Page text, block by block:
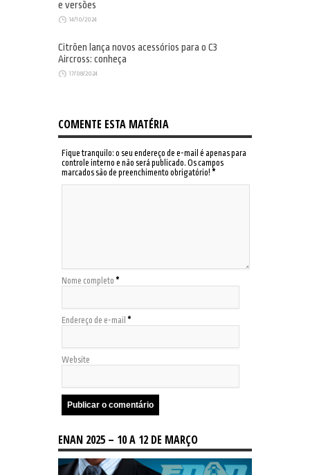
e versões
14/10/2024
Citröen lança novos acessórios para o C3
Aircross: conheça
17/08/2024
COMENTE ESTA MATÉRIA
Fique tranquilo: o seu endereço de e-mail é apenas para
controle interno e não será publicado. Os campos
marcados são de preenchimento obrigatório! *
Nome completo *
Endereço de e-mail *
Website
ENAN 2025 – 10 A 12 DE MARÇO